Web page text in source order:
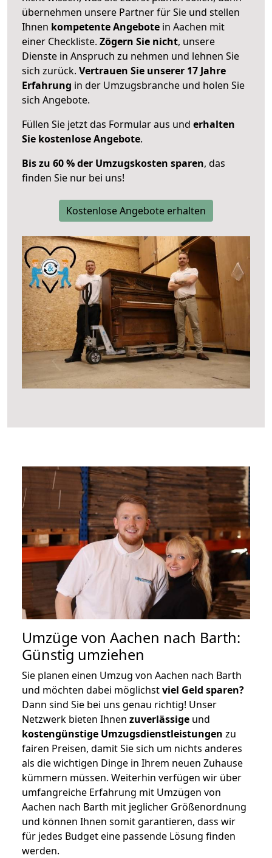
übernehmen unsere Partner für Sie und stellen
Ihnen kompetente Angebote in Aachen mit
einer Checkliste. Zögern Sie nicht, unsere
Dienste in Anspruch zu nehmen und lehnen Sie
sich zurück. Vertrauen Sie unserer 17 Jahre
Erfahrung in der Umzugsbranche und holen Sie
sich Angebote.
Füllen Sie jetzt das Formular aus und erhalten
Sie kostenlose Angebote.
Bis zu 60 % der Umzugskosten sparen, das
finden Sie nur bei uns!
Kostenlose Angebote erhalten
Umzüge von Aachen nach Barth:
Günstig umziehen
Sie planen einen Umzug von Aachen nach Barth
und möchten dabei möglichstviel Geld sparen?
Dann sind Sie bei uns genau richtig! Unser
Netzwerk bieten Ihnen zuverlässige und
kostengünstige Umzugsdienstleistungen zu
fairen Preisen, damit Sie sich um nichts anderes
als die wichtigen Dinge in Ihrem neuen Zuhause
kümmern müssen. Weiterhin verfügen wir über
umfangreiche Erfahrung mit Umzügen von
Aachen nach Barth mit jeglicher Größenordnung
und können Ihnen somit garantieren, dass wir
für jedes Budget eine passende Lösung finden
werden.